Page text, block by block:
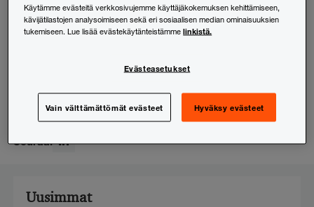
+358 (0)20 787 7484
mikko.leinola@pwc.com
Seuraa:
Uusimmat
Käytämme evästeitä verkkosivujemme käyttäjäkokemuksen kehittämiseen,
kävijätilastojen analysoimiseen sekä eri sosiaalisen median ominaisuuksien
tukemiseen. Lue lisää evästekäytänteistämmelinkistä.
Evästeasetukset
Vain välttämättömät evästeet Hyväksy evästeet